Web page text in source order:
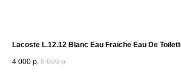
Lacoste L.12.12 Blanc Eau Fraiche Eau De
4 000 р. 6 600 р.